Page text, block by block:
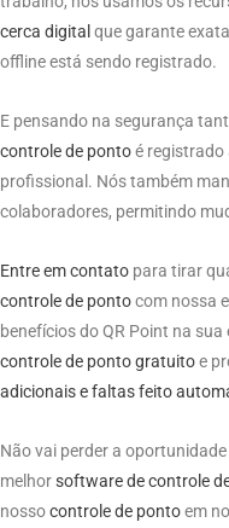
cerca digital que garante
offline está sendo registrado.
E pensando na segurança
controle de pontoé registrado
profissional. Nós também
colaboradores, permitindo
Entre em contato para tirar
controle de pontocom nossa
benefícios do QR Point na
controle de ponto gratuitoe
adicionais e faltas feito
Não vai perder a
melhorsoftware de controle
nossocontrole de pontoem